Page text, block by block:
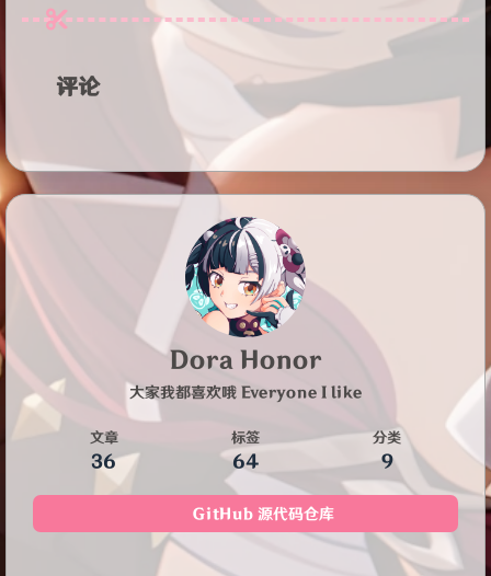
评论
Dora Honor
大家我都喜欢哦 Everyone I like
文章
36
标签
64
分类
9
GitHub 源代码仓库